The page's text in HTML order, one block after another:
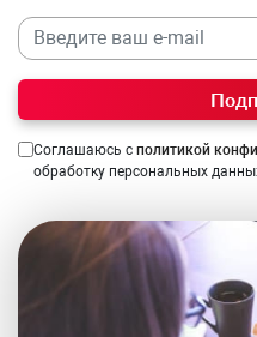
Соглашаюсь с политикой
обработку персональных